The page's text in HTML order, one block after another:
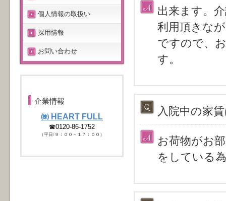
出来ます。
利用頂きな
ですので、
す。
入院中の家
お荷物がお
をしている
個人情報の取扱い
採用情報
お問い合わせ
企業情報
㈱ HEART FULL
☎0120-86-1752
（平日/９：００～１７：００）